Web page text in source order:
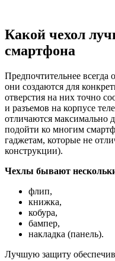
Какой чехол
смартфона
Предпочтительнее всегда
они создаются для
отверстия на них точно
и разъемов на корпусе
отличаются максимально
подойти ко многим
гаджетам, которые не
конструкции).
Чехлы бывают
флип,
книжка,
кобура,
бампер,
накладка (панель).
Лучшую защиту